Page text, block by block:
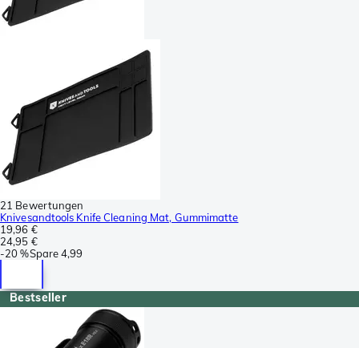
21 Bewertungen
Knivesandtools Knife Cleaning Mat, Gummimatte
19,96 €
24,95 €
-20 %Spare4,99
Bestseller